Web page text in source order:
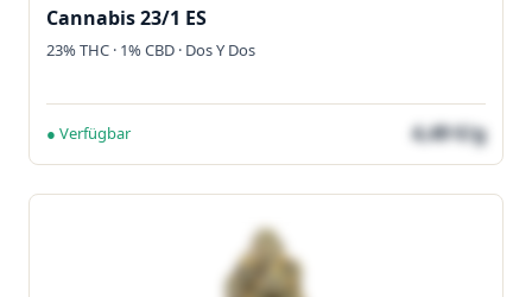
Cannabis 23/1 ES
23% THC · 1% CBD · Dos Y Dos
● Verfügbar 4,49 €/g